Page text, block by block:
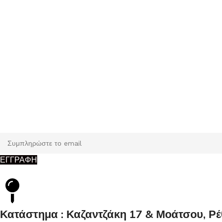
ΕΓΓΡΑΦΗ
Κατάστημα : Καζαντζάκη 17 & Μοάτσου,